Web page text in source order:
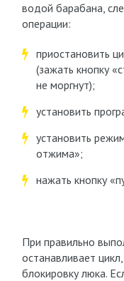
водой барабана,
операции:
приостановить
(зажать кнопку
не моргнут);
установить
установить
отжима»;
нажать кнопку
При правильно
останавливает
блокировку люка.